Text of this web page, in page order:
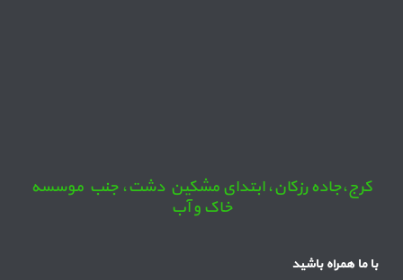
کرج،جاده رزکان، ابتدای مشکین دشت، جنب موسسه
خاک و آب
با ما همراه باشید